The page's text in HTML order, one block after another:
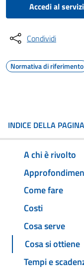
Accedi al
Condividi
Normativa di riferimento
INDICE DELLA PAGINA
A chi è rivolto
Come fare
Costi
Cosa serve
Cosa si ottiene
Tempi e